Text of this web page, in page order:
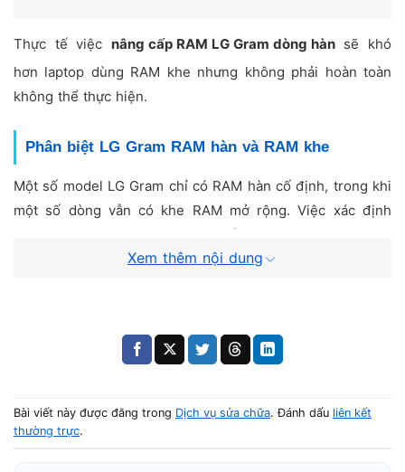
Thực tế việc nâng cấp RAM LG Gram dòng hànsẽ khó
hơn laptop dùng RAM khe nhưng không phải hoàn toàn
không thể thực hiện.
Phân biệt LG Gram RAM hàn và RAM khe
Một số model LG Gram chỉ có RAM hàn cố định, trong khi
một số dòng vẫn có khe RAM mở rộng. Việc xác định
đúng loại RAM giúp tránh nâng cấp sai phương án và phát
Một số dòng vẫn có thể nâng RAM qua khe mở rộng hoặc
LG Gram có được không.
Xem thêm nội dung
Bài viết này được đăng trong Dịch vụ sửa chữa. Đánh dấu liên kết
thường trực.